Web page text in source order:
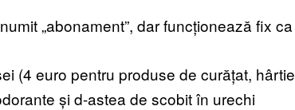
„abonament”, dar funcționează fix ca
(4 euro pentru produse de curățat, hârtie
și d-astea de scobit în urechi